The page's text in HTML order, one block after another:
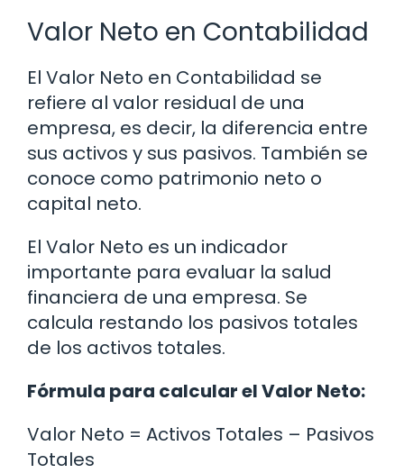
Valor Neto en Contabilidad
El Valor Neto en Contabilidad se
refiere al valor residual de una
empresa, es decir, la diferencia entre
sus activos y sus pasivos. También se
conoce como patrimonio neto o
capital neto.
El Valor Neto es un indicador
importante para evaluar la salud
financiera de una empresa. Se
calcula restando los pasivos totales
de los activos totales.
Fórmula para calcular el Valor Neto:
Valor Neto = Activos Totales – Pasivos
Totales